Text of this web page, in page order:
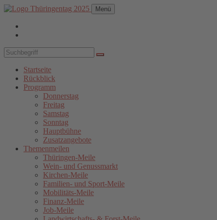
Menü
Startseite
Rückblick
Programm
Donnerstag
Freitag
Samstag
Sonntag
Hauptbühne
Zusatzangebote
Themenmeilen
Thüringen-Meile
Wein- und Genussmarkt
Kirchen-Meile
Familien- und Sport-Meile
Mobilitäts-Meile
Finanz-Meile
Job-Meile